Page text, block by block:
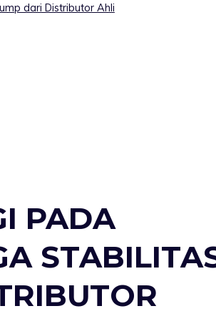
dari Distributor Ahli
PADA